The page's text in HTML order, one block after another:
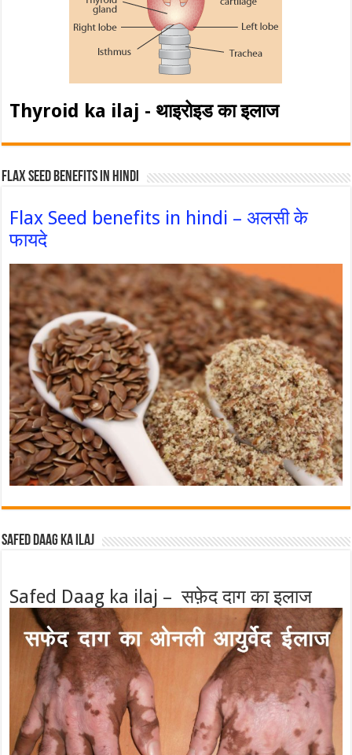
Thyroid ka ilaj - थाइरोइड का इलाज
Flax Seed Benefits in hindi
Flax Seed benefits in hindi – अलसी के
फायदे
Safed Daag ka ilaj
Safed Daag ka ilaj – सफ़ेद दाग का इलाज